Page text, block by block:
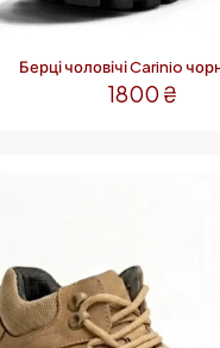
Берці чоловічі Carinio
1800 ₴